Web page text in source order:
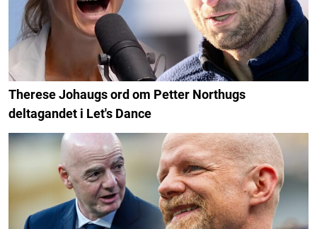
Therese Johaugs ord om Petter Northugs
deltagandet i Let's Dance